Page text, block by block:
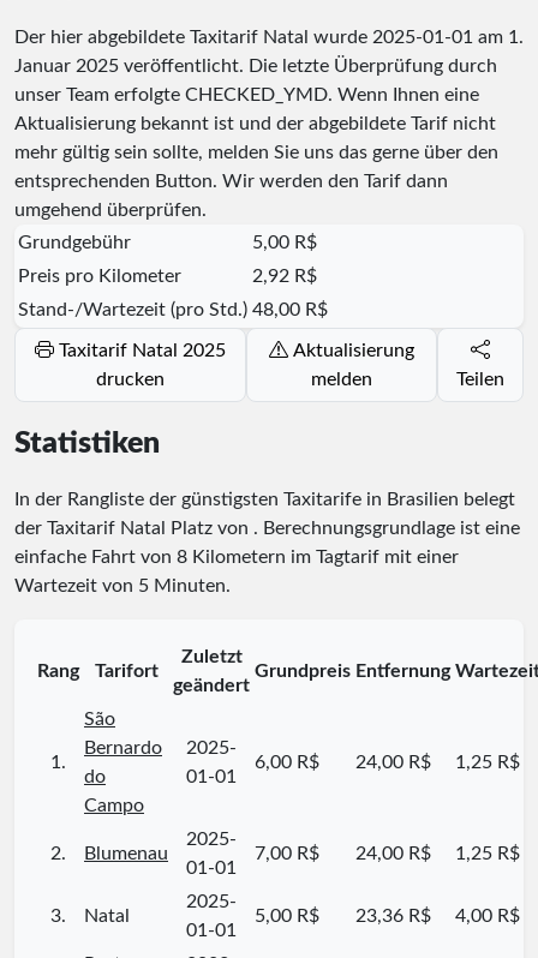
Der hier abgebildete Taxitarif Natal wurde 2025-01-01 am 1.
Januar 2025 veröffentlicht. Die letzte Überprüfung durch
unser Team erfolgte CHECKED_YMD. Wenn Ihnen eine
Aktualisierung bekannt ist und der abgebildete Tarif nicht
mehr gültig sein sollte, melden Sie uns das gerne über den
entsprechenden Button. Wir werden den Tarif dann
umgehend überprüfen.
Grundgebühr
5,00 R$
Preis pro Kilometer
2,92 R$
Stand-/Wartezeit (pro Std.) 48,00 R$
Taxitarif Natal 2025
drucken
Aktualisierung
melden
Teilen
Statistiken
In der Rangliste der günstigsten Taxitarife in Brasilien belegt
der Taxitarif Natal Platz von . Berechnungsgrundlage ist eine
einfache Fahrt von 8 Kilometern im Tagtarif mit einer
Wartezeit von 5 Minuten.
Rang Tarifort
Zuletzt
geändert
Grundpreis Entfernung
1.
São
Bernardo
do
Campo
2025-
01-01
6,00 R$ 24,00 R$ 1,25 R$
2. Blumenau
2025-
01-01
7,00 R$ 24,00 R$ 1,25 R$
3. Natal
2025-
01-01
5,00 R$ 23,36 R$ 4,00 R$